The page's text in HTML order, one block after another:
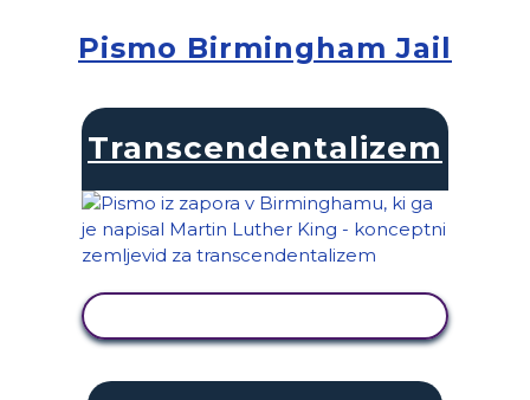
Pismo Birmingham Jail
Transcendentalizem